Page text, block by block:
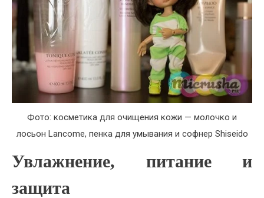
Фото: косметика для очищения кожи — молочко и
лосьон Lancome, пенка для умывания и софнер Shiseido
Увлажнение, питание и
защита